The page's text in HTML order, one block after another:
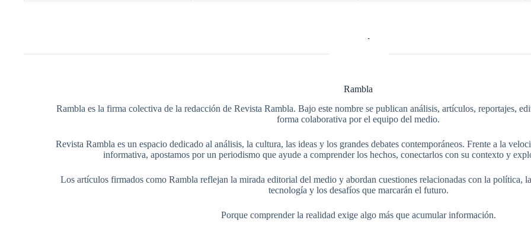
Rambla
Rambla es la firma colectiva de la redacción de Revista Rambla. Bajo este nombre se publican análisis, artículos, reportajes,
forma colaborativa por el equipo del medio.
Revista Rambla es un espacio dedicado al análisis, la cultura, las ideas y los grandes debates contemporáneos. Frente a la
informativa, apostamos por un periodismo que ayude a comprender los hechos, conectarlos con su contexto y
Los artículos firmados como Rambla reflejan la mirada editorial del medio y abordan cuestiones relacionadas con la política,
tecnología y los desafíos que marcarán el futuro.
Porque comprender la realidad exige algo más que acumular información.